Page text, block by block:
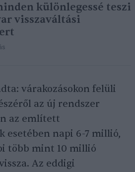
különlegessé teszi
visszaváltási
várakozásokon felüli
az új rendszer
az említett
esetében napi 6-7 millió,
több mint 10 millió
Az eddigi